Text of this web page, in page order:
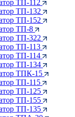
ТП-112
ТП-132
ТП-152
ТП-8
ТП-322
ТП-113
ТП-114
ТП-134
ТПК-15
ТП-115
ТП-125
ТП-155
ТП-135